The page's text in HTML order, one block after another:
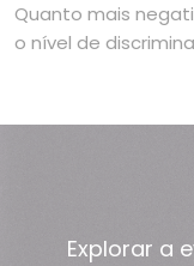
Quanto mais
o nível de
Explorar a